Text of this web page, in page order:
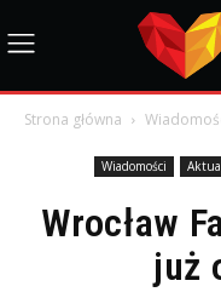
Strona główna
Wiadomości
Wrocław
już